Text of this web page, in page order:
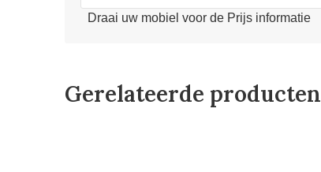
Draai uw mobiel voor de Prijs informatie
Gerelateerde producten